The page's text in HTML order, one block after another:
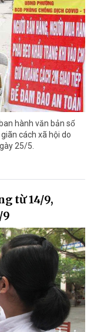
hành văn bản số
cách xã hội do
25/5.
từ 14/9,
9